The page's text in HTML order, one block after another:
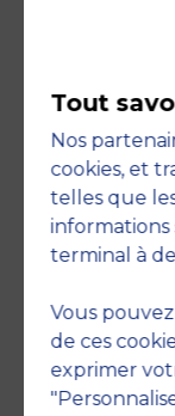
Tout
Nos
cookies, et
telles que
informations
terminal à
Vous
de ces
exprimer